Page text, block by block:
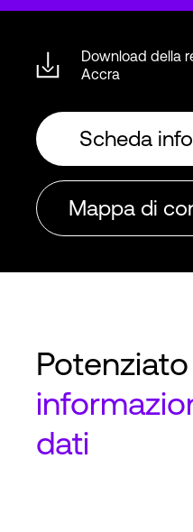
Download della
Accra
Scheda
Mappa di
dati